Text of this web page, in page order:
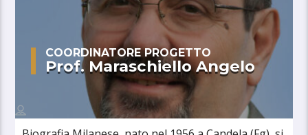
COORDINATORE PROGETTO
Prof. Maraschiello Angelo